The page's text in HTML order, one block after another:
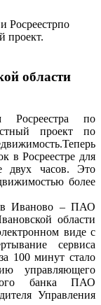
Росреестрпо
проект.
области
Росреестра по
проект по
в Росреестре для
двух часов. Это
более
в Иваново – ПАО
области
виде с
сервиса
100 минут стало
управляющего
банка ПАО
Управления